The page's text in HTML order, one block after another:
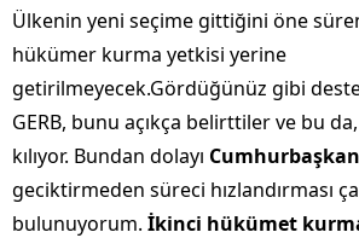
Ülkenin yeni seçime gittiğini öne
hükümer kurma yetkisi yerine
getirilmeyecek.Gördüğünüz gibi
GERB, bunu açıkça belirttiler ve bu
kılıyor. Bundan dolayı
geciktirmeden süreci hızlandırması
bulunuyorum. İkinci hükümet